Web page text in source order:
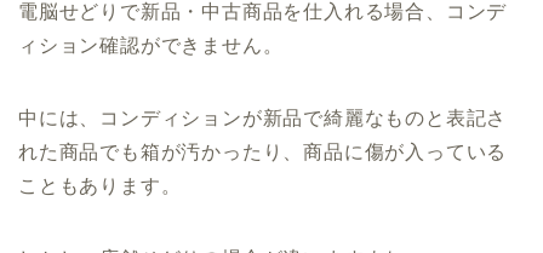
電脳せどりで新品・中古商品を仕入れる場合、コンデ
ィション確認ができません。
中には、コンディションが新品で綺麗なものと表記さ
れた商品でも箱が汚かったり、商品に傷が入っている
こともあります。